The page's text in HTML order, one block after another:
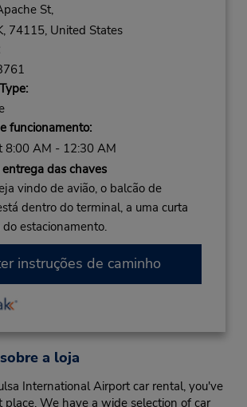
St,
74115, United States
funcionamento:
8:00 AM - 12:30 AM
das chaves
vindo de avião, o balcão de
dentro do terminal, a uma curta
estacionamento.
instruções de caminho
a loja
International Airport car rental, you've
We have a wide selection of car